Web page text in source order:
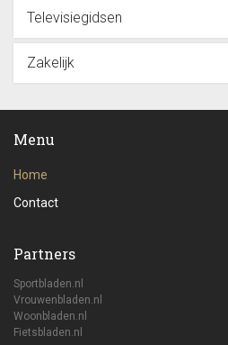
Televisiegidsen
Zakelijk
Menu
Home
Contact
Partners
Sportbladen.nl
Vrouwenbladen.nl
Woonbladen.nl
Fietsbladen.nl